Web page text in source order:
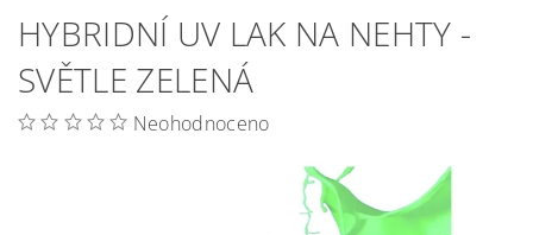
HYBRIDNÍ UV LAK NA NEHTY -
SVĚTLE ZELENÁ
Neohodnoceno